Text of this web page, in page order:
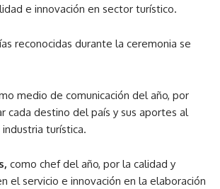
e innovación en sector turístico.
reconocidas durante la ceremonia se
medio de comunicación del año, por
cada destino del país y sus aportes al
turística.
como chef del año, por la calidad y
el servicio e innovación en la elaboración